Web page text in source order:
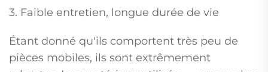
3. Faible entretien, longue durée de vie
Étant donné qu'ils comportent très peu de
pièces mobiles, ils sont extrêmement